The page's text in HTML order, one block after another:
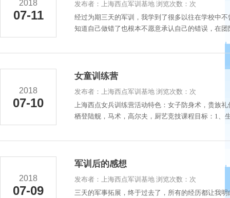
2018
07-11
发布者：上海西点军训基地 浏览次数：次
经过为期三天的军训，我学到了很多以往在学校中
知道自己做错了也根本不愿意承认自己的错误，在
2018
07-10
女童训练营
发布者：上海西点军训基地 浏览次数：次
上海西点女兵训练营活动特色：女子防身术，贵族
栖登陆舰，马术，高尔夫，厨艺竞技课程目标：1、
2018
07-09
军训后的感想
发布者：上海西点军训基地 浏览次数：次
三天的军事拓展，终于过去了，所有的经历都让我